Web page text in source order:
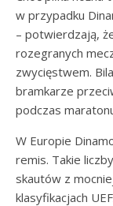
w przypadku
– potwierdzają,
rozegranych
zwycięstwem.
bramkarze
podczas
W Europie
remis. Takie
skautów z
klasyfikacjach